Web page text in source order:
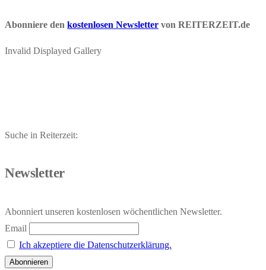
Abonniere den kostenlosen Newsletter von REITERZEIT.de
Invalid Displayed Gallery
Suche in Reiterzeit:
Newsletter
Abonniert unseren kostenlosen wöchentlichen Newsletter.
Email
Ich akzeptiere die Datenschutzerklärung.